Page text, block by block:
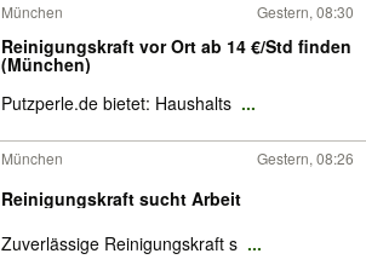
München Gestern, 08:30
Reinigungskraft vor Ort ab 14 €/Std finden
(München)
Putzperle.de bietet: Haushalts ...
München Gestern, 08:26
Reinigungskraft sucht Arbeit
Zuverlässige Reinigungskraft s ...